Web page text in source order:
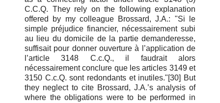
C.C.Q. They rely on the following explanation
offered by my colleague Brossard, J.A.: "Si le
simple préjudice financier, nécessairement subi
au lieu du domicile de la partie demanderesse,
suffisait pour donner ouverture à l’application de
l’article 3148 C.c.Q., il faudrait alors
nécessairement conclure que les articles 3149 et
3150 C.c.Q. sont redondants et inutiles."[30] But
they neglect to cite Brossard, J.A.’s analysis of
where the obligations were to be performed in